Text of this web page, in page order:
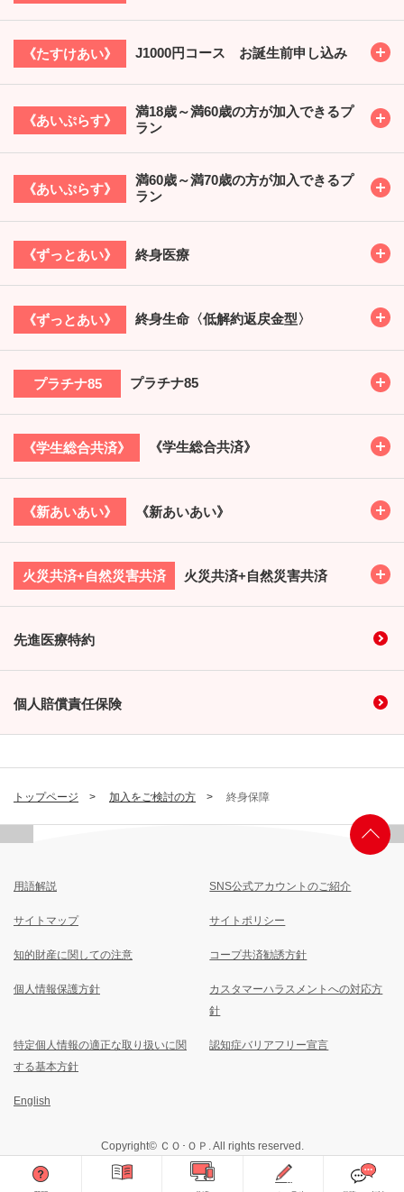
トップページ 加入をご検討の方 終身保障
《たすけあい》 J1000円コース お誕生前申し込み
《あいぷらす》
満18歳～満60歳の方が加入できるプ
ラン
《あいぷらす》
満60歳～満70歳の方が加入できるプ
ラン
《ずっとあい》 終身医療
《ずっとあい》 終身生命〈低解約返戻金型〉
プラチナ85 プラチナ85
《学生総合共済》 《学生総合共済》
《新あいあい》 《新あいあい》
火災共済+自然災害共済 火災共済+自然災害共済
先進医療特約
個人賠償責任保険
用語解説 SNS公式アカウントのご紹介
サイトマップ サイトポリシー
知的財産に関しての注意 コープ共済勧誘方針
個人情報保護方針
カスタマーハラスメントへの対応方
針
特定個人情報の適正な取り扱いに関
する基本方針
認知症バリアフリー宣言
English
Copyright© ＣＯ･ＯＰ. All rights reserved.